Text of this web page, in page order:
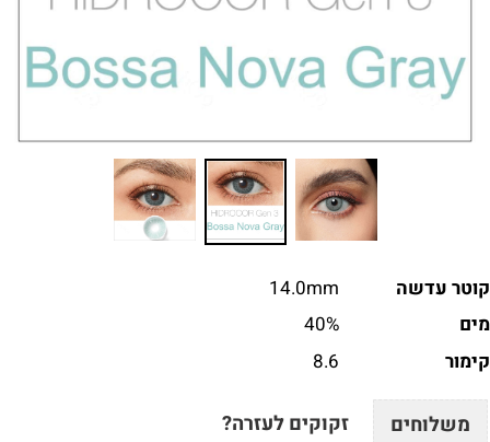
קוטר עדשה
14.0mm
מים
40%
קימור 8.6
משלוחים זקוקים לעזרה?